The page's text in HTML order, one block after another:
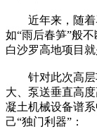
近年来，随着
如“雨后春笋”般
白沙罗高地项目就
针对此次高层
大、泵送垂直高
凝土机械设备谱
己“独门利器”：